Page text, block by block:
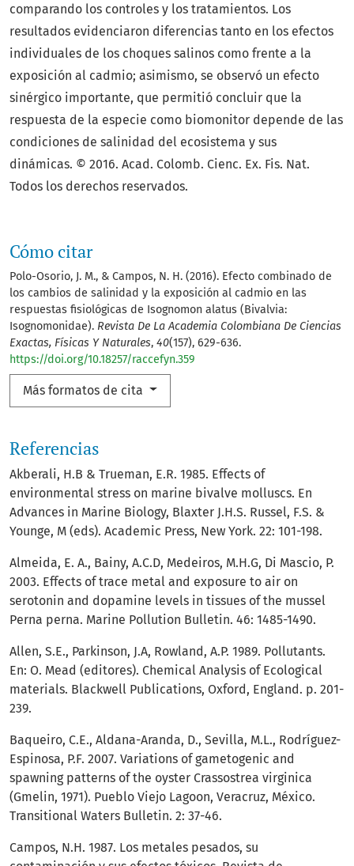
Cómo citar
Polo-Osorio, J. M., & Campos, N. H. (2016). Efecto combinado de
los cambios de salinidad y la exposición al cadmio en las
respuestas fisiológicas de Isognomon alatus (Bivalvia:
Isognomonidae). Revista De La Academia Colombiana De Ciencias
Exactas, Físicas Y Naturales, 40(157), 629-636.
https://doi.org/10.18257/raccefyn.359
Más formatos de cita
comparando los controles y los tratamientos. Los
resultados evidenciaron diferencias tanto en los efectos
individuales de los choques salinos como frente a la
exposición al cadmio; asimismo, se observó un efecto
sinérgico importante, que permitió concluir que la
respuesta de la especie como biomonitor depende de las
condiciones de salinidad del ecosistema y sus
dinámicas. © 2016. Acad. Colomb. Cienc. Ex. Fis. Nat.
Todos los derechos reservados.
Referencias
Akberali, H.B & Trueman, E.R. 1985. Effects of
environmental stress on marine bivalve molluscs. En
Advances in Marine Biology, Blaxter J.H.S. Russel, F.S. &
Younge, M (eds). Academic Press, New York. 22: 101-198.
Almeida, E. A., Bainy, A.C.D, Medeiros, M.H.G, Di Mascio, P.
2003. Effects of trace metal and exposure to air on
serotonin and dopamine levels in tissues of the mussel
Perna perna. Marine Pollution Bulletin. 46: 1485-1490.
Allen, S.E., Parkinson, J.A, Rowland, A.P. 1989. Pollutants.
En: O. Mead (editores). Chemical Analysis of Ecological
materials. Blackwell Publications, Oxford, England. p. 201-
239.
Baqueiro, C.E., Aldana-Aranda, D., Sevilla, M.L., Rodríguez-
Espinosa, P.F. 2007. Variations of gametogenic and
spawning patterns of the oyster Crassostrea virginica
(Gmelin, 1971). Pueblo Viejo Lagoon, Veracruz, México.
Transitional Waters Bulletin. 2: 37-46.
Campos, N.H. 1987. Los metales pesados, su